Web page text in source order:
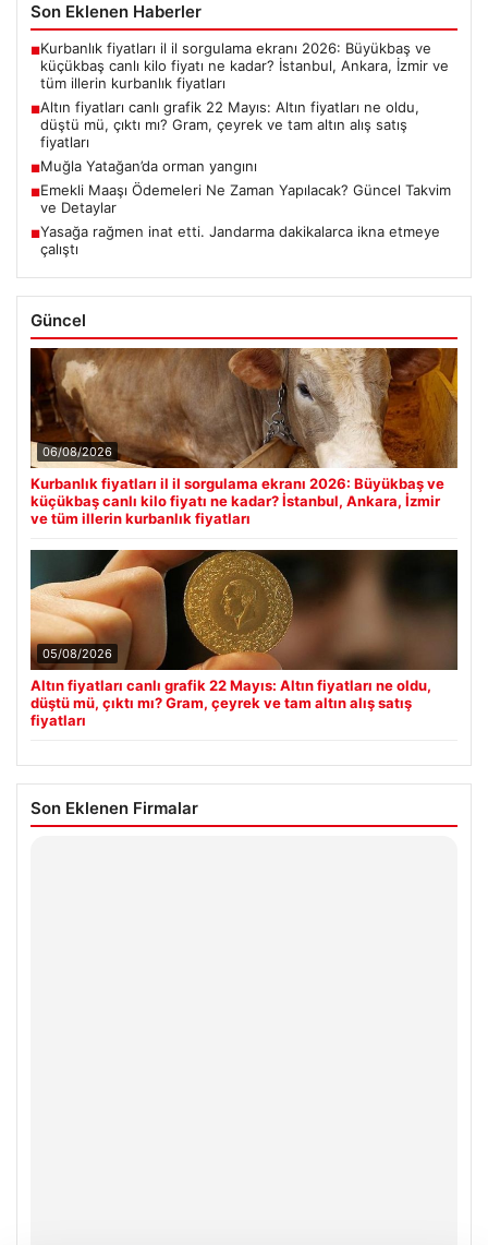
Son Eklenen Haberler
■Kurbanlık fiyatları il il sorgulama ekranı 2026: Büyükbaş ve
küçükbaş canlı kilo fiyatı ne kadar? İstanbul, Ankara, İzmir ve
tüm illerin kurbanlık fiyatları
■Altın fiyatları canlı grafik 22 Mayıs: Altın fiyatları ne oldu,
düştü mü, çıktı mı? Gram, çeyrek ve tam altın alış satış
fiyatları
■Muğla Yatağan’da orman yangını
■Emekli Maaşı Ödemeleri Ne Zaman Yapılacak? Güncel Takvim
ve Detaylar
■Yasağa rağmen inat etti. Jandarma dakikalarca ikna etmeye
çalıştı
Güncel
06/08/2026
Kurbanlık fiyatları il il sorgulama ekranı 2026: Büyükbaş ve
küçükbaş canlı kilo fiyatı ne kadar? İstanbul, Ankara, İzmir
ve tüm illerin kurbanlık fiyatları
05/08/2026
Altın fiyatları canlı grafik 22 Mayıs: Altın fiyatları ne oldu,
düştü mü, çıktı mı? Gram, çeyrek ve tam altın alış satış
fiyatları
Son Eklenen Firmalar